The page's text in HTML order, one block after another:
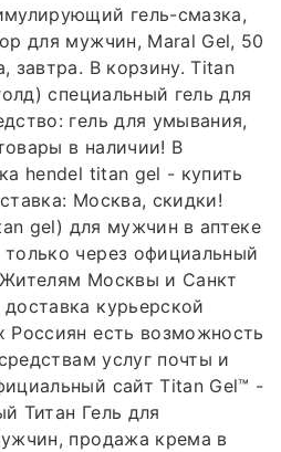
гель-смазка,
для мужчин, Maral Gel, 50
завтра. В корзину. Titan
специальный гель для
гель для умывания,
в наличии! В
hendel titan gel - купить
Москва, скидки!
gel) для мужчин в аптеке
через официальный
Москвы и Санкт
курьерской
Россиян есть возможность
услуг почты и
сайт Titan Gel™ -
Титан Гель для
продажа крема в